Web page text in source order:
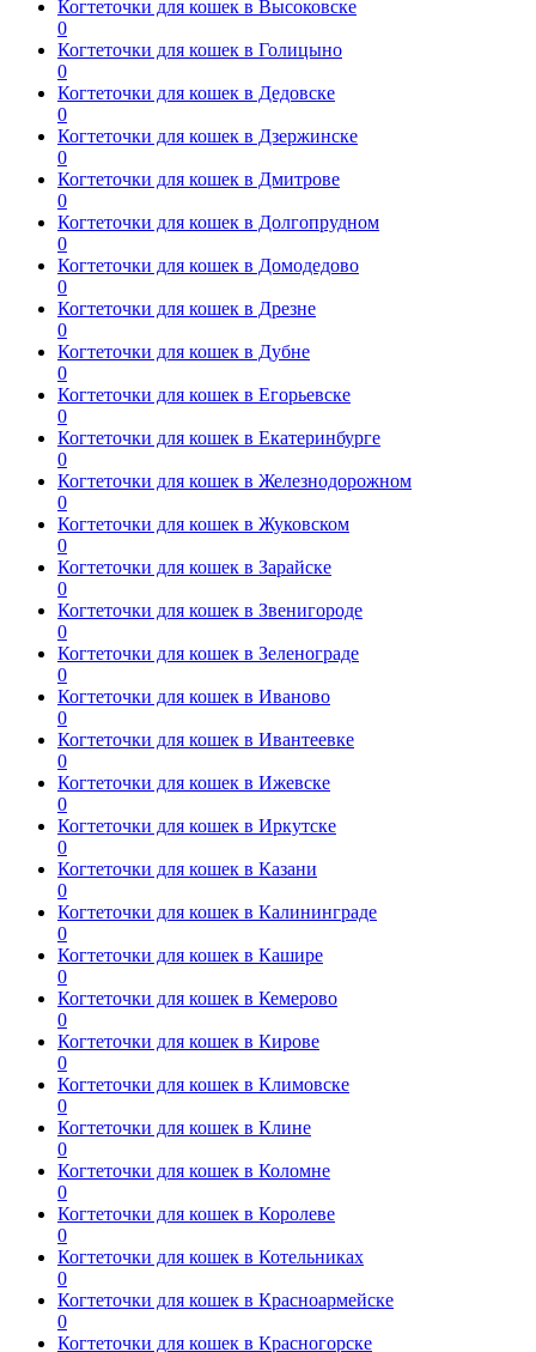
Когтеточки для кошек в Высоковске
0
Когтеточки для кошек в Голицыно
0
Когтеточки для кошек в Дедовске
0
Когтеточки для кошек в Дзержинске
0
Когтеточки для кошек в Дмитрове
0
Когтеточки для кошек в Долгопрудном
0
Когтеточки для кошек в Домодедово
0
Когтеточки для кошек в Дрезне
0
Когтеточки для кошек в Дубне
0
Когтеточки для кошек в Егорьевске
0
Когтеточки для кошек в Екатеринбурге
0
Когтеточки для кошек в Железнодорожном
0
Когтеточки для кошек в Жуковском
0
Когтеточки для кошек в Зарайске
0
Когтеточки для кошек в Звенигороде
0
Когтеточки для кошек в Зеленограде
0
Когтеточки для кошек в Иваново
0
Когтеточки для кошек в Ивантеевке
0
Когтеточки для кошек в Ижевске
0
Когтеточки для кошек в Иркутске
0
Когтеточки для кошек в Казани
0
Когтеточки для кошек в Калининграде
0
Когтеточки для кошек в Кашире
0
Когтеточки для кошек в Кемерово
0
Когтеточки для кошек в Кирове
0
Когтеточки для кошек в Климовске
0
Когтеточки для кошек в Клине
0
Когтеточки для кошек в Коломне
0
Когтеточки для кошек в Королеве
0
Когтеточки для кошек в Котельниках
0
Когтеточки для кошек в Красноармейске
0
Когтеточки для кошек в Красногорске